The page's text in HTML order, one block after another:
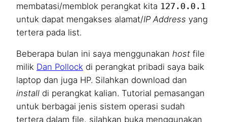
membatasi/memblok perangkat kita 127.0.0.1
untuk dapat mengakses alamat/IP Address yang
tertera pada list.
Beberapa bulan ini saya menggunakan host file
milik Dan Pollock di perangkat pribadi saya baik
laptop dan juga HP. Silahkan download dan
install di perangkat kalian. Tutorial pemasangan
untuk berbagai jenis sistem operasi sudah
tertera dalam file, silahkan buka menggunakan